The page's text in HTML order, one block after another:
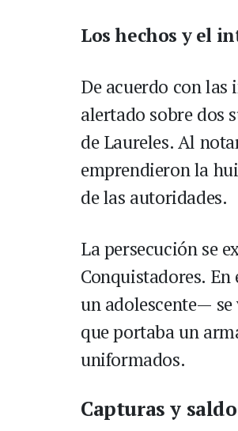
Los hechos y el
De acuerdo con
alertado sobre dos
de Laureles. Al
emprendieron la
de las autoridades.
La persecución se
Conquistadores.
un adolescente— se
que portaba un
uniformados.
Capturas y